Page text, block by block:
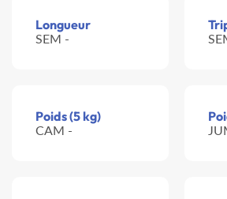
Longueur
SEM -
Poids (5 kg)
CAM -